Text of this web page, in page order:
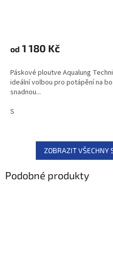
od 1 180 Kč
Páskové ploutve Aqualung
ideální volbou pro potápění na
snadnou...
S
ZOBRAZIT VŠECHNY
Podobné produkty